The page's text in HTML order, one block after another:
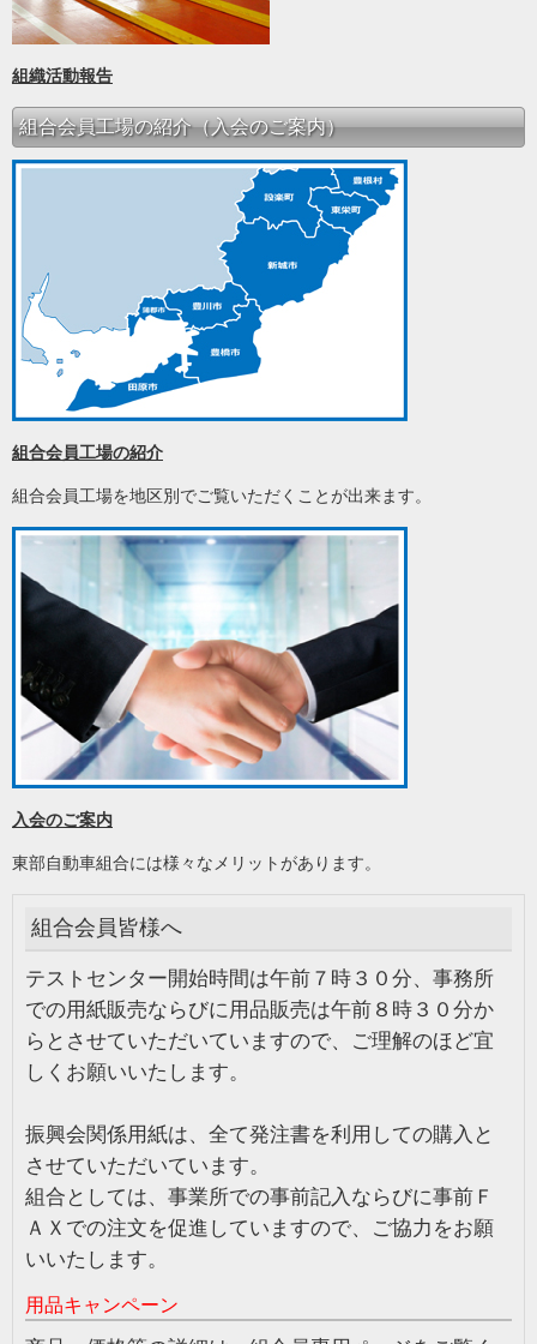
組織活動報告
組合会員工場の紹介（入会のご案内）
組合会員工場の紹介
組合会員工場を地区別でご覧いただくことが出来ます。
入会のご案内
東部自動車組合には様々なメリットがあります。
組合会員皆様へ
テストセンター開始時間は午前７時３０分、事務所
での用紙販売ならびに用品販売は午前８時３０分か
らとさせていただいていますので、ご理解のほど宜
しくお願いいたします。
振興会関係用紙は、全て発注書を利用しての購入と
させていただいています。
組合としては、事業所での事前記入ならびに事前Ｆ
ＡＸでの注文を促進していますので、ご協力をお願
いいたします。
用品キャンペーン